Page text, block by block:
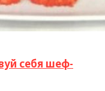
себя шеф-